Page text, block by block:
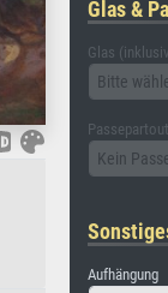
Glas &
Glas
Bitte
Passepartout
Kein
Aufhängung